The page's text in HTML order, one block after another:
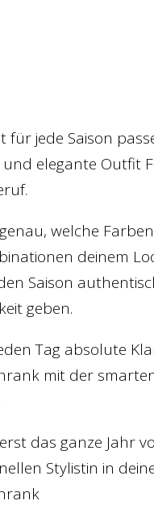
für jede Saison
elegante Outfit
welche
deinem
Saison
geben.
Tag absolute
mit der
das ganze Jahr
Stylistin in